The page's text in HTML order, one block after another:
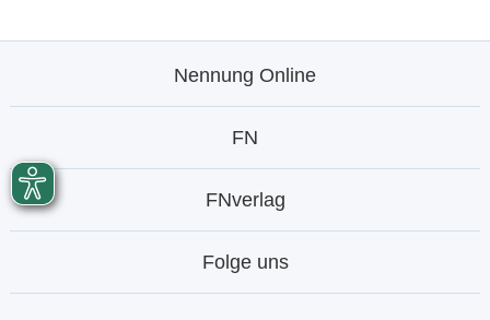
Nennung Online
FN
FNverlag
Folge uns